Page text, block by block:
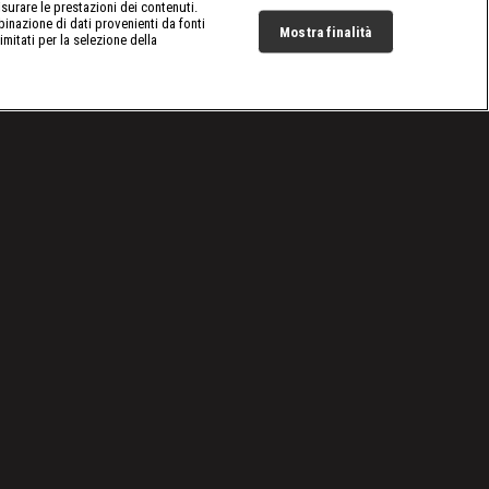
le prestazioni dei contenuti.
di dati provenienti da fonti
per la selezione della
Mostra finalità